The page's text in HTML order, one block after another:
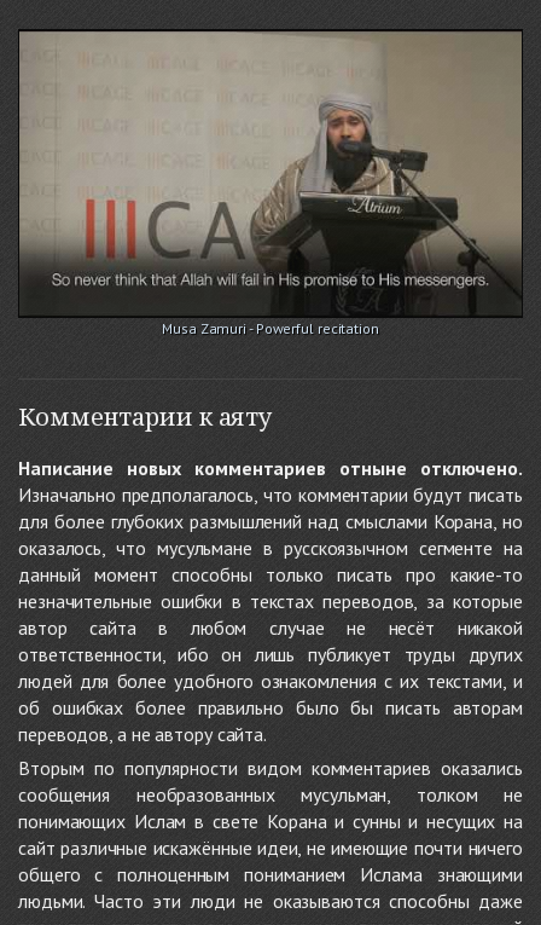
Musa Zamuri - Powerful recitation
Комментарии к аяту
Написание новых комментариев отныне отключено.
Изначально предполагалось, что комментарии будут писать
для более глубоких размышлений над смыслами Корана, но
оказалось, что мусульмане в русскоязычном сегменте на
данный момент способны только писать про какие-то
незначительные ошибки в текстах переводов, за которые
автор сайта в любом случае не несёт никакой
ответственности, ибо он лишь публикует труды других
людей для более удобного ознакомления с их текстами, и
об ошибках более правильно было бы писать авторам
переводов, а не автору сайта.
Вторым по популярности видом комментариев оказались
сообщения необразованных мусульман, толком не
понимающих Ислам в свете Корана и сунны и несущих на
сайт различные искажённые идеи, не имеющие почти ничего
общего с полноценным пониманием Ислама знающими
людьми. Часто эти люди не оказываются способны даже